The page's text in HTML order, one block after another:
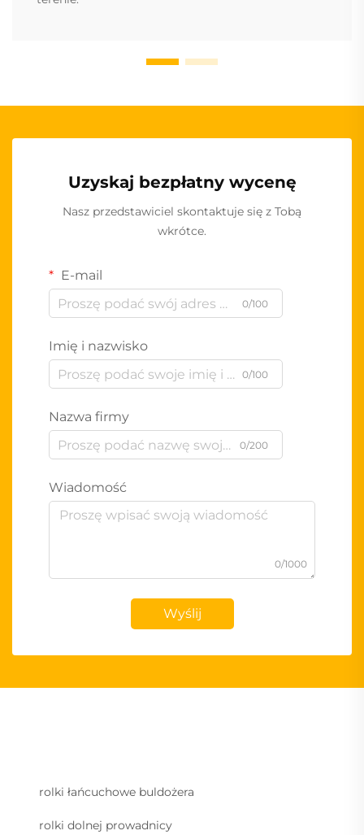
Uzyskaj bezpłatny wycenę
Nasz przedstawiciel skontaktuje się z Tobą
wkrótce.
E-mail
0/100
Imię i nazwisko
0/100
Nazwa firmy
0/200
Wiadomość
0/1000
Wyślij
rolki łańcuchowe buldożera
rolki dolnej prowadnicy